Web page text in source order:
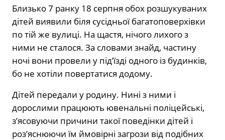
Близько 7 ранку 18 серпня обох розшукуваних
дітей виявили біля сусідньої багатоповерхівки
по тій же вулиці. На щастя, нічого лихого з
ними не сталося. За словами знайд, частину
ночі вони провели у під’їзді одного із будинків,
бо не хотіли повертатися додому.
Дітей передали у родину. Нині з ними і
дорослими працюють ювенальні поліцейські,
з’ясовуючи причини такої поведінки дітей і
роз’яснюючи їм ймовірні загрози від подібних